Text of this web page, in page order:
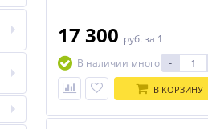
17 300 руб. за 1
В наличии много
-
В КОРЗИНУ